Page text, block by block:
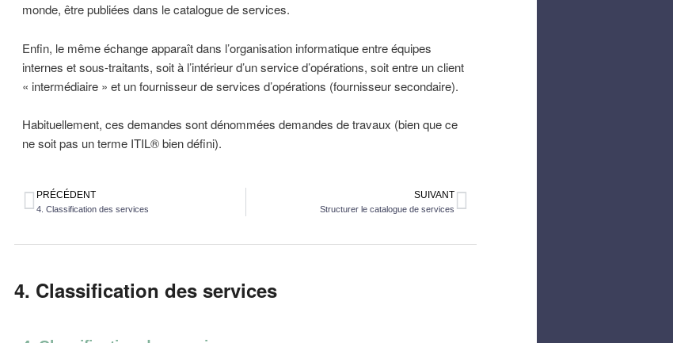
monde, être publiées dans le catalogue de services.
Enfin, le même échange apparaît dans l’organisation informatique entre équipes
internes et sous-traitants, soit à l’intérieur d’un service d’opérations, soit entre un client
« intermédiaire » et un fournisseur de services d’opérations (fournisseur secondaire).
Habituellement, ces demandes sont dénommées demandes de travaux (bien que ce
ne soit pas un terme ITIL® bien défini).
PRÉCÉDENT
4. Classification des services
SUIVANT
Structurer le catalogue de services
4. Classification des services